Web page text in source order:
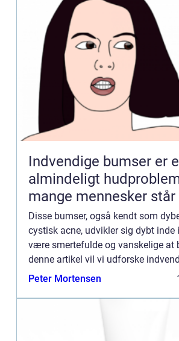
Indvendige bumser er
almindeligt
mange mennesker
Disse bumser, også kendt som
cystisk acne, udvikler sig dybt inde
være smertefulde og vanskelige at
denne artikel vil vi udforske
mere dybtgående og diskutere
Peter Mortensen